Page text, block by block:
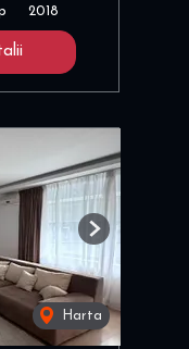
2018
Harta
Next